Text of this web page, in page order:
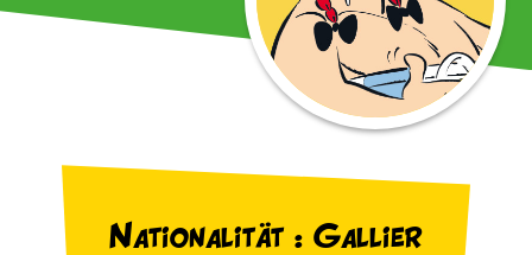
Nationalität : Gallier